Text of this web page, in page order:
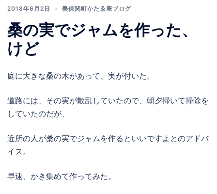
2018年6月2日 美保関町かたゑ庵ブログ
桑の実でジャムを作った、
けど
庭に大きな桑の木があって、実が付いた。
道路には、その実が散乱していたので、朝夕掃いて掃除を
していたのだが、
近所の人が桑の実でジャムを作るといいですよとのアドバ
イス。
早速、かき集めて作ってみた。